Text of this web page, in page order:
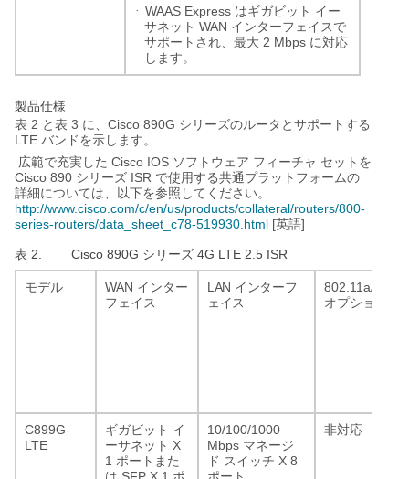
· WAAS Express はギガビット イー
サネット WAN インターフェイスで
サポートされ、最大 2 Mbps に対応
します。
製品仕様
表 2 と表 3 に、 Cisco 890G シリーズのルータとサポートする
LTE バンドを示します。
広範で充実した Cisco IOS ソフトウェア フィーチャ セットを
Cisco 890 シリーズ ISR で使用する共通プラットフォームの
詳細については、以下を参照してください。
http://www.cisco.com/c/en/us/products/collateral/routers/800-
series-routers/data_sheet_c78-519930.html [英語]
表 2. Cisco 890G シリーズ 4G LTE 2.5 ISR
モデル WAN インター
フェイス
LAN インターフ
ェイス
802.11a/g/n
オプション
C899G-
LTE
ギガビット イ
ーサネット X
1 ポートまた
10/100/1000
Mbps マネージ
ド スイッチ X 8
非対応